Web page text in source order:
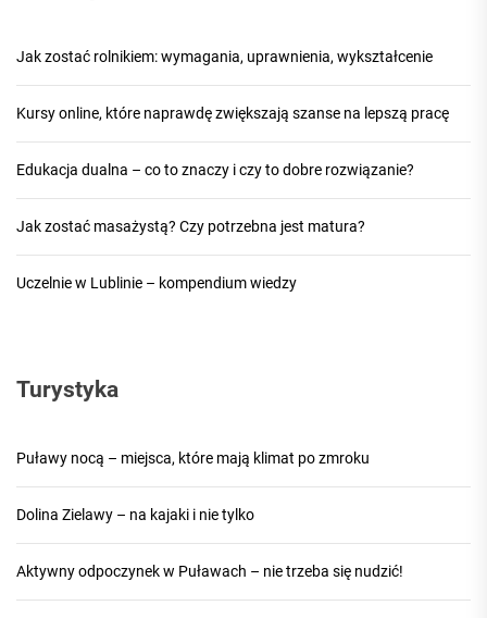
Jak zostać rolnikiem: wymagania, uprawnienia, wykształcenie
Kursy online, które naprawdę zwiększają szanse na lepszą pracę
Edukacja dualna – co to znaczy i czy to dobre rozwiązanie?
Jak zostać masażystą? Czy potrzebna jest matura?
Uczelnie w Lublinie – kompendium wiedzy
Turystyka
Puławy nocą – miejsca, które mają klimat po zmroku
Dolina Zielawy – na kajaki i nie tylko
Aktywny odpoczynek w Puławach – nie trzeba się nudzić!